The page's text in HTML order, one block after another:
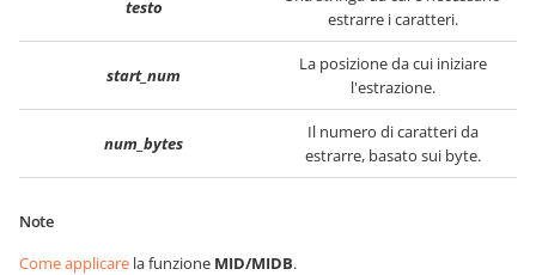
testo
estrarre i caratteri.
start_num
La posizione da cui iniziare
l'estrazione.
num_bytes
Il numero di caratteri da
estrarre, basato sui byte.
Note
Come applicare la funzione MID/MIDB.